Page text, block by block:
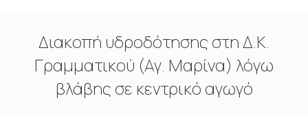
Διακοπή υδροδότησης στη Δ.Κ.
Γραμματικού (Αγ. Μαρίνα) λόγω
βλάβης σε κεντρικό αγωγό